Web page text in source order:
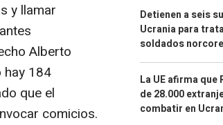
y llamar
Alberto
hay 184
que el
comicios.
Detienen a seis
Ucrania para
soldados
La UE afirma
de 28.000
combatir en